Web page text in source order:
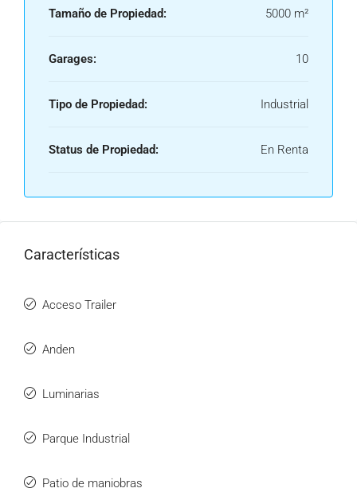
Tamaño de Propiedad: 5000 m²
Garages: 10
Tipo de Propiedad: Industrial
Status de Propiedad: En Renta
Características
Acceso Trailer
Anden
Luminarias
Parque Industrial
Patio de maniobras